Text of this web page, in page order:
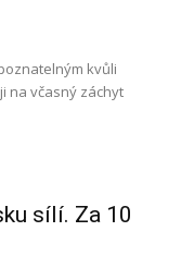
kvůli
na včasný záchyt
sílí. Za 10